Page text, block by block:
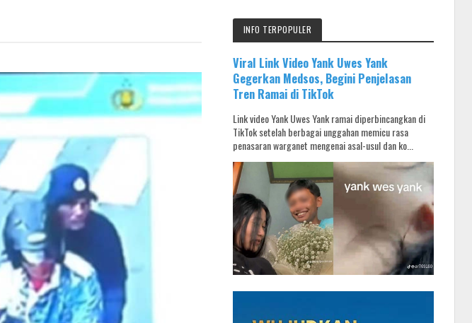
INFO TERPOPULER
Viral Link Video Yank Uwes Yank
Gegerkan Medsos, Begini Penjelasan
Tren Ramai di TikTok
Link video Yank Uwes Yank ramai diperbincangkan di
TikTok setelah berbagai unggahan memicu rasa
penasaran warganet mengenai asal-usul dan ko...